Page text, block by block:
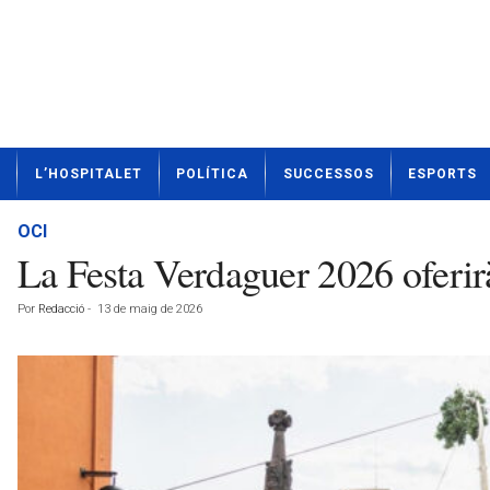
t
L’HOSPITALET POLÍTICA SUCCESSOS ESPORTS
OCI
La Festa Verdaguer 2026
Por Redacció - 13 de maig de 2026